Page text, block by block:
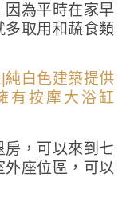
為平時在家早
取用和蔬食類
，可以來到七
座位區，可以